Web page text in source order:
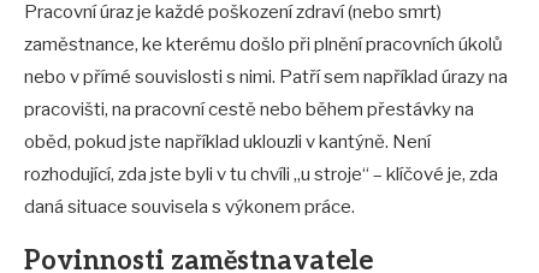
Pracovní úraz je každé poškození zdraví (nebo smrt)
zaměstnance, ke kterému došlo při plnění pracovních úkolů
nebo v přímé souvislosti s nimi. Patří sem například úrazy na
pracovišti, na pracovní cestě nebo během přestávky na
oběd, pokud jste například uklouzli v kantýně. Není
rozhodující, zda jste byli v tu chvíli „u stroje“ – klíčové je, zda
daná situace souvisela s výkonem práce.
Povinnosti zaměstnavatele